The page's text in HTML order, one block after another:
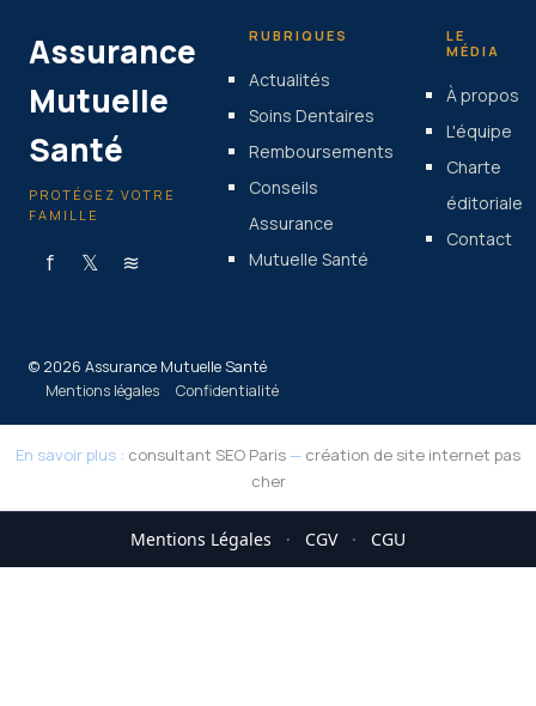
Assurance
Mutuelle
Santé
PROTÉGEZ VOTRE
FAMILLE
f 𝕏 ≋
RUBRIQUES
Actualités
Soins Dentaires
Remboursements
Conseils
Assurance
Mutuelle Santé
LE
MÉDIA
À propos
L'équipe
Charte
éditoriale
Contact
© 2026 Assurance Mutuelle Santé
Mentions légales
Confidentialité
En savoir plus : consultant SEO Paris — création de site internet pas
cher
Mentions Légales · CGV · CGU